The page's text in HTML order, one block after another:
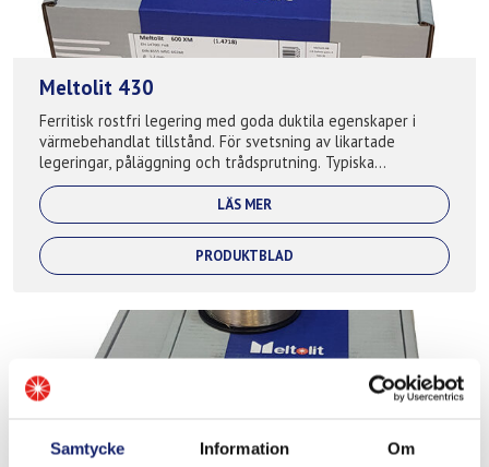
Samtycke Information Om
Meltolit 430
Ferritisk rostfri legering med goda duktila egenskaper i
värmebehandlat tillstånd. För svetsning av likartade
legeringar, påläggning och trådsprutning. Typiska
applikationer: Avgassystem, gjutva...
LÄS MER
PRODUKTBLAD